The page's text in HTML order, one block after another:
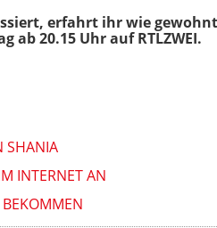
erfahrt ihr wie
ab 20.15 Uhr auf RTLZWEI.
SHANIA
INTERNET AN